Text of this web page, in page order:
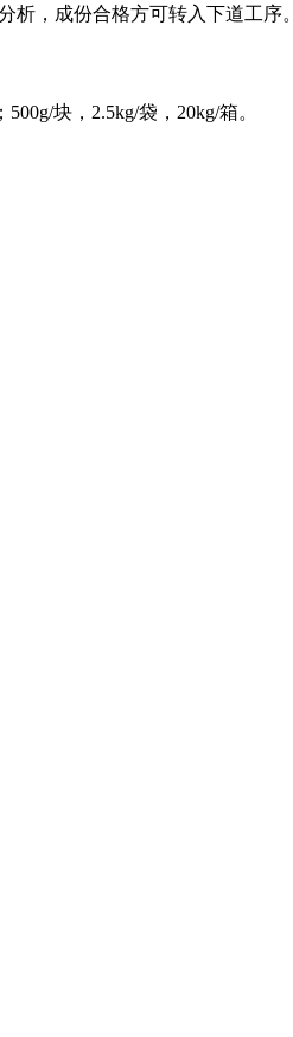
析，成份合格方可转入下道工序。
500g/块， 2.5kg/袋， 20kg/箱。